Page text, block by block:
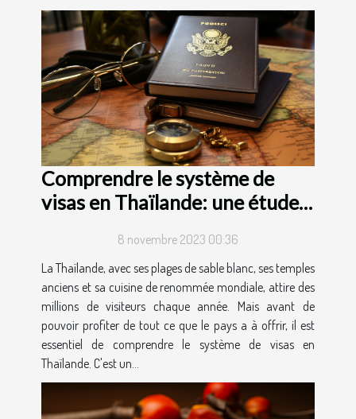
Comprendre le système de
visas en Thaïlande: une étude
8 novembre 2023 00:36
La Thaïlande, avec ses plages de sable blanc, ses temples
anciens et sa cuisine de renommée mondiale, attire des
millions de visiteurs chaque année. Mais avant de
pouvoir profiter de tout ce que le pays a à offrir, il est
essentiel de comprendre le système de visas en
Thaïlande. C'est un...